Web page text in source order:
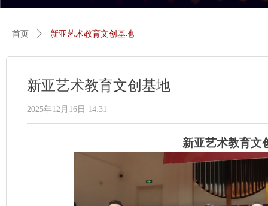
新亚艺术教育文创基地
新亚艺术教育文
2025年12月16日 14:31
首页 ꄲ 新亚艺术教育文创基地